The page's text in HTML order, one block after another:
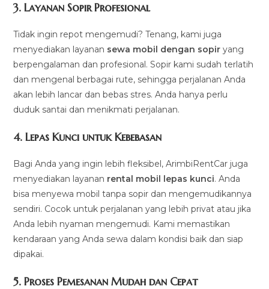
3.Layanan Sopir Profesional
Tidak ingin repot mengemudi? Tenang, kami juga
menyediakan layanan sewa mobil dengan sopir yang
berpengalaman dan profesional. Sopir kami sudah terlatih
dan mengenal berbagai rute, sehingga perjalanan Anda
akan lebih lancar dan bebas stres. Anda hanya perlu
duduk santai dan menikmati perjalanan.
4.Lepas Kunci untuk Kebebasan
Bagi Anda yang ingin lebih fleksibel, ArimbiRentCar juga
menyediakan layanan rental mobil lepas kunci. Anda
bisa menyewa mobil tanpa sopir dan mengemudikannya
sendiri. Cocok untuk perjalanan yang lebih privat atau jika
Anda lebih nyaman mengemudi. Kami memastikan
kendaraan yang Anda sewa dalam kondisi baik dan siap
dipakai.
5.Proses Pemesanan Mudah dan Cepat